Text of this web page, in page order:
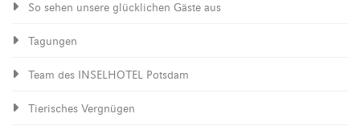
So sehen unsere glücklichen Gäste aus
Tagungen
Team des INSELHOTEL Potsdam
Tierisches Vergnügen